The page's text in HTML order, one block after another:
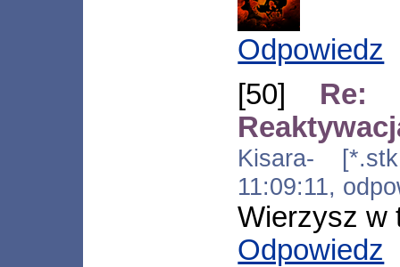
Odpowiedz
[50] Re:
Kisara-
11:09:11,
Wierzysz w
Odpowiedz